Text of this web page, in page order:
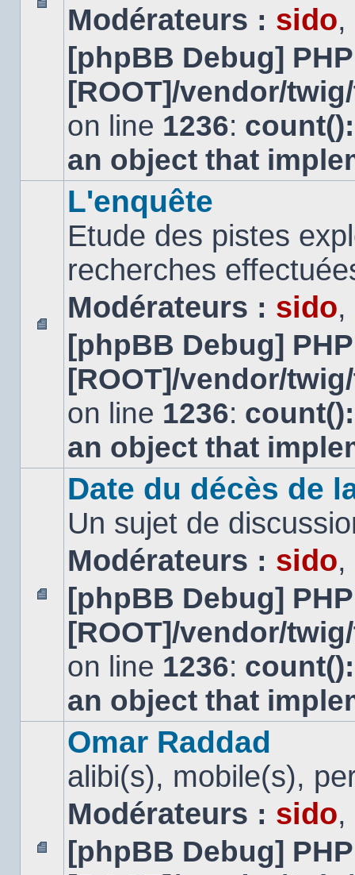
Aucun
message
non
Modérateurs : sido,
[phpBB Debug]
[ROOT]/vendor/
on line 1236:
an object that
Aucun
message
non
L'enquête
Etude des pistes
recherches
Modérateurs : sido,
[phpBB Debug]
[ROOT]/vendor/
on line 1236:
an object that
Aucun
message
non
Date du décès de
Un sujet de
Modérateurs : sido,
[phpBB Debug]
[ROOT]/vendor/
on line 1236:
an object that
Aucun
Omar Raddad
alibi(s), mobile(s),
Modérateurs : sido,
[phpBB Debug]